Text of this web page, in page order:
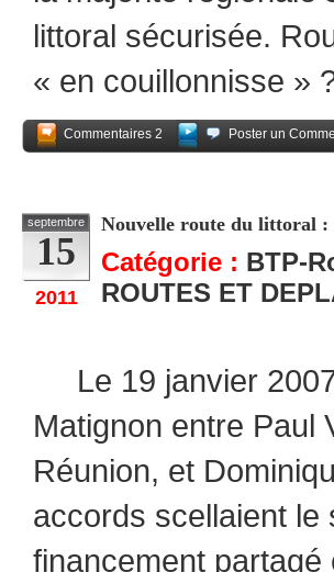
littoral sécurisée.
« en couillonnisse »
Commentaires 2
Poster un
septembre
15
2011
Nouvelle route du littoral :
Catégorie : BTP-
ROUTES ET
Le 19 janvier
Matignon entre Paul
Réunion, et
accords scellaient le
financement partagé